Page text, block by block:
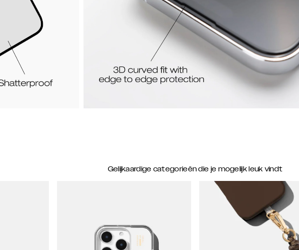
Gelijkaardige categorieën die je mogelijk leuk vindt